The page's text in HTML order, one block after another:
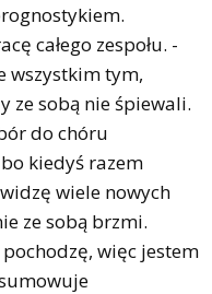
całego zespołu. -
wszystkim tym,
ze sobą nie śpiewali.
do chóru
kiedyś razem
wiele nowych
ze sobą brzmi.
więc jestem